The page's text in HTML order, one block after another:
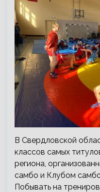
В Свердловской
классов самых
региона,
самбо и Клубом
Побывать на